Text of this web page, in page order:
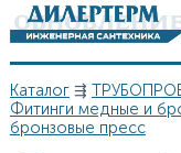
Перейти к основному
Вы здесь
Каталог⇶
Фитинги медные и
бронзовые пресс